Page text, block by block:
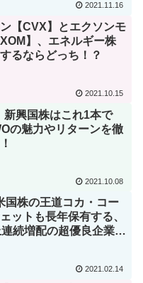
2021.11.16
【CVX】とエクソンモ
】、エネルギー株
るならどっち！？
2021.10.15
新興国株はこれ1本で
の魅力やリターンを徹
2021.10.08
国株の王道コカ・コー
ットも長年保有する、
続増配の超優良企業を
2021.02.14